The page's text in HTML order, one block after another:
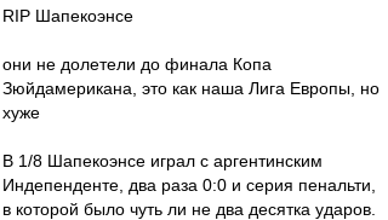
RIP Шапекоэнсе
они не долетели до финала Копа
Зюйдамерикана, это как наша Лига Европы, но
хуже
В 1/8 Шапекоэнсе играл с аргентинским
Индепенденте, два раза 0:0 и серия пенальти,
в которой было чуть ли не два десятка ударов.